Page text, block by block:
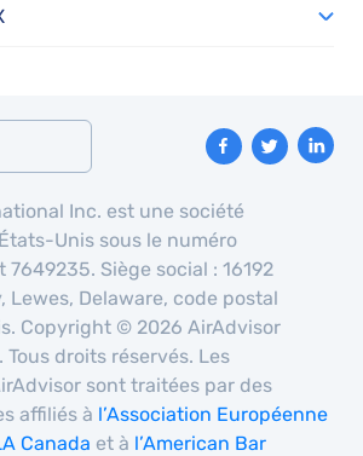
Inc. est une société
Unis sous le numéro
7649235. Siège social : 16192
Lewes, Delaware, code postal
Copyright © 2026 AirAdvisor
droits réservés. Les
sont traitées par des
affiliés à l’Association Européenne
Canada et à l’American Bar